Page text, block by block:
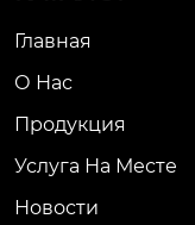
Главная
О Нас
Продукция
Услуга На Месте
Новости